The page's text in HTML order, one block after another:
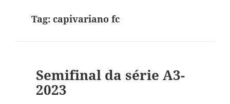
Tag:capivariano fc
Semifinal da série A3-
2023